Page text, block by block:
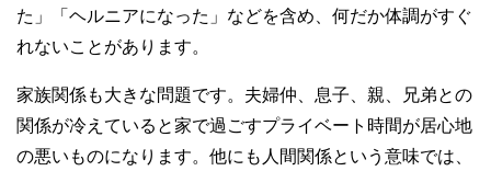
た」「ヘルニアになった」などを含め、何だか体調がすぐ
れないことがあります。
家族関係も大きな問題です。夫婦仲、息子、親、兄弟との
関係が冷えていると家で過ごすプライベート時間が居心地
の悪いものになります。他にも人間関係という意味では、